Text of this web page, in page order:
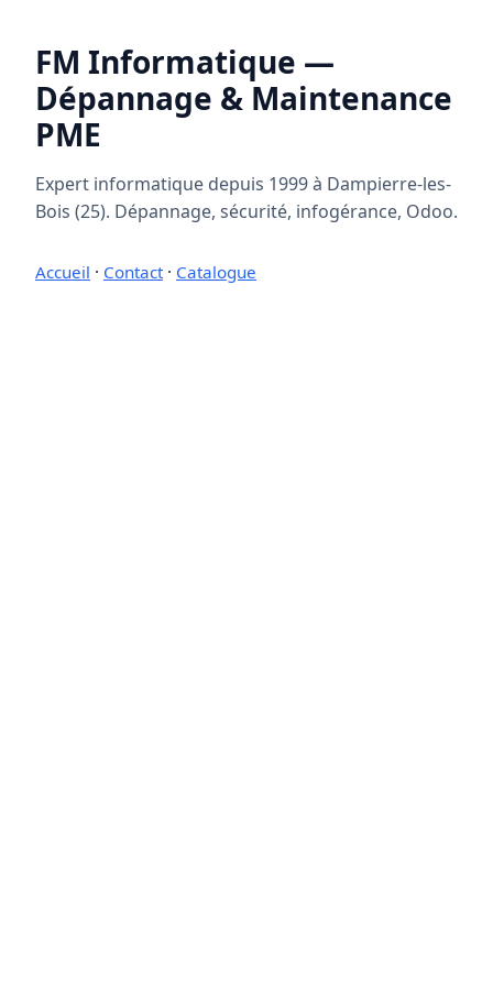
FM Informatique —
Dépannage & Maintenance
PME
Expert informatique depuis 1999 à Dampierre-les-
Bois (25). Dépannage, sécurité, infogérance, Odoo.
Accueil · Contact· Catalogue